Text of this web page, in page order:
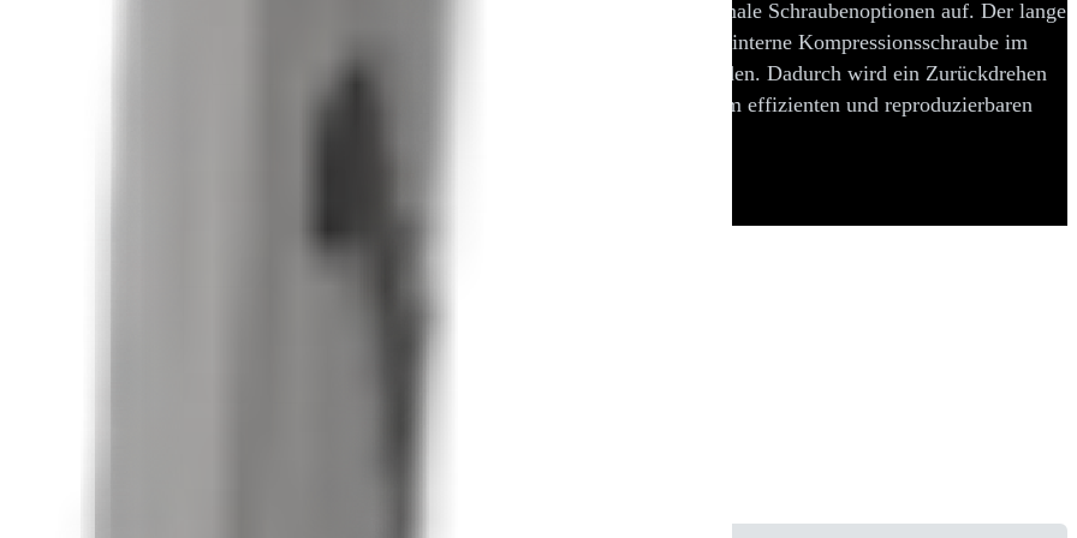
Trokarspitze zur weiteren Verkürzung der Operationsdauer sowie 4 proximale Schraubenoptionen auf. Der lange
von 7, 8 und 9 mm mit Längen von 20 bis 30 cm erhältlich. Durch eine interne Kompressionsschraube im
unterstützt. Jeder Nagel enthält Schrauben, die in den Nagel eingeschraubt werden. Dadurch wird ein Zurückdrehen
zusätzliche Stabilität geschaffen. Das vereinfachte Instrumentarium trägt zu einem effizienten und reproduzierbaren